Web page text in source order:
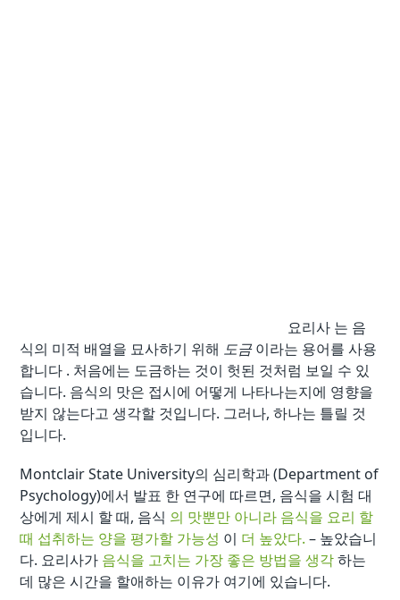
요리사 는 음
식의 미적 배열을 묘사하기 위해 도금이라는 용어를 사용
합니다 . 처음에는 도금하는 것이 헛된 것처럼 보일 수 있
습니다. 음식의 맛은 접시에 어떻게 나타나는지에 영향을
받지 않는다고 생각할 것입니다. 그러나, 하나는 틀릴 것
입니다.
Montclair State University의 심리학과 (Department of
Psychology)에서 발표 한 연구에 따르면, 음식을 시험 대
상에게 제시 할 때, 음식 의 맛뿐만 아니라 음식을 요리 할
때 섭취하는 양을 평가할 가능성 이 더 높았다. – 높았습니
다. 요리사가 음식을 고치는 가장 좋은 방법을 생각하는
데 많은 시간을 할애하는 이유가 여기에 있습니다.